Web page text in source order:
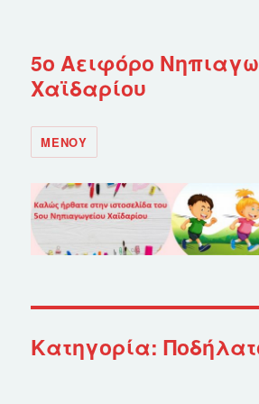
5ο Αειφόρο
Χαϊδαρίου
ΜΕΝΟΎ
Κατηγορία: